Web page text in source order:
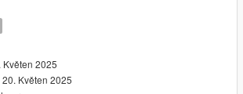
hit the like button and leave your comment
Květen 2025
20. Květen 2025